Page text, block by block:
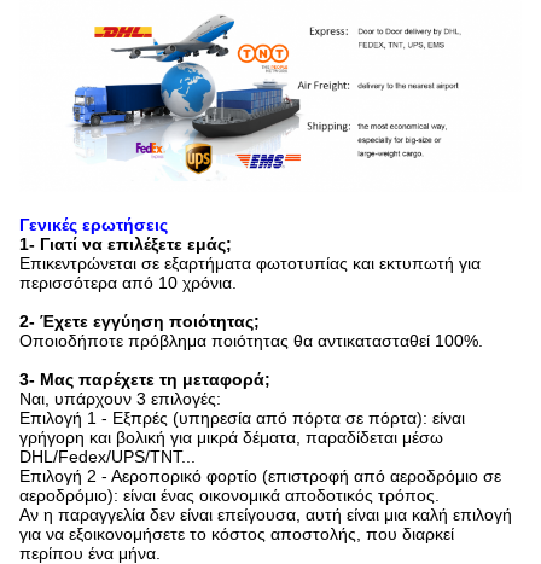
Γενικές ερωτήσεις
1- Γιατί να επιλέξετε εμάς;
Επικεντρώνεται σε εξαρτήματα φωτοτυπίας και εκτυπωτή για
περισσότερα από 10 χρόνια.
2- Έχετε εγγύηση ποιότητας;
Οποιοδήποτε πρόβλημα ποιότητας θα αντικατασταθεί 100%.
3- Μας παρέχετε τη μεταφορά;
Ναι, υπάρχουν 3 επιλογές:
Επιλογή 1 - Εξπρές (υπηρεσία από πόρτα σε πόρτα): είναι
γρήγορη και βολική για μικρά δέματα, παραδίδεται μέσω
DHL/Fedex/UPS/TNT...
Επιλογή 2 - Αεροπορικό φορτίο (επιστροφή από αεροδρόμιο σε
αεροδρόμιο): είναι ένας οικονομικά αποδοτικός τρόπος.
Αν η παραγγελία δεν είναι επείγουσα, αυτή είναι μια καλή επιλογή
για να εξοικονομήσετε το κόστος αποστολής, που διαρκεί
περίπου ένα μήνα.